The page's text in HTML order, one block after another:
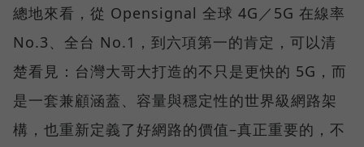
總地來看，從 Opensignal 全球 4G／5G 在線率
No.3、全台 No.1，到六項第一的肯定，可以清
楚看見：台灣大哥大打造的不只是更快的 5G，而
是一套兼顧涵蓋、容量與穩定性的世界級網路架
構，也重新定義了好網路的價值–真正重要的，不